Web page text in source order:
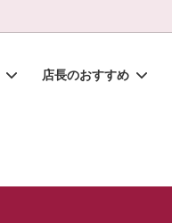
店長のおすすめ